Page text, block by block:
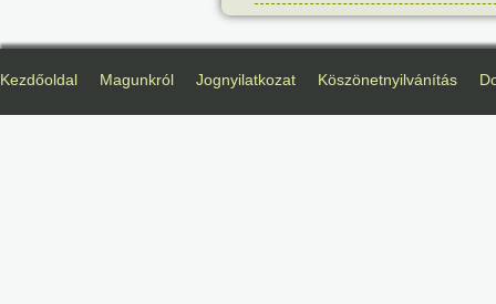
Kezdőoldal Magunkról Jognyilatkozat Köszönetnyilvánítás